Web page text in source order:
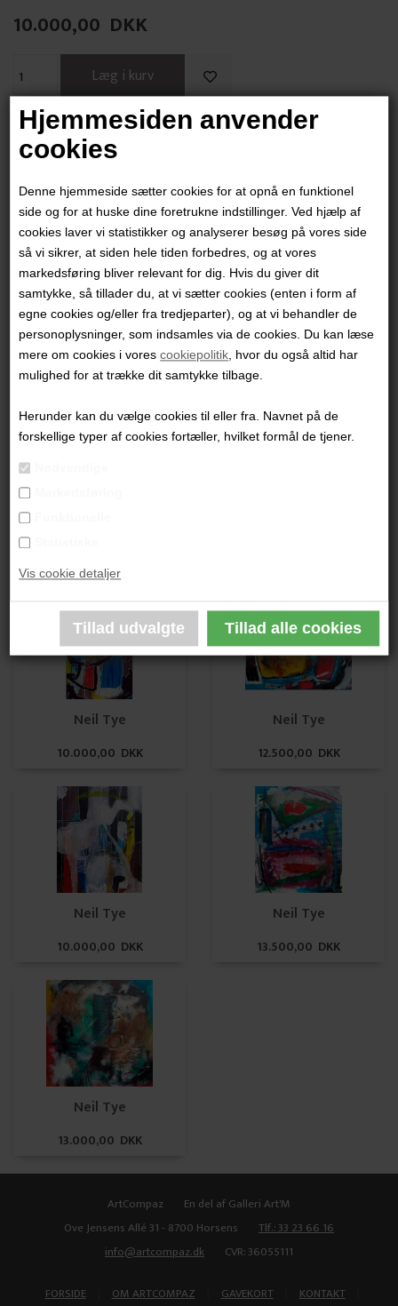
Hjemmesiden anvender
cookies
Denne hjemmeside sætter cookies for at opnå en funktionel
side og for at huske dine foretrukne indstillinger. Ved hjælp af
cookies laver vi statistikker og analyserer besøg på vores side
så vi sikrer, at siden hele tiden forbedres, og at vores
markedsføring bliver relevant for dig. Hvis du giver dit
samtykke, så tillader du, at vi sætter cookies (enten i form af
egne cookies og/eller fra tredjeparter), og at vi behandler de
personoplysninger, som indsamles via de cookies. Du kan læse
mere om cookies i vorescookiepolitik , hvor du også altid har
mulighed for at trække dit samtykke tilbage.
Herunder kan du vælge cookies til eller fra. Navnet på de
forskellige typer af cookies fortæller, hvilket formål de tjener.
Vis cookie detaljer
10.000,00 DKK
"In the Rour of Your Waterfalls #2"
Akryl på lærred
Ikke indrammet
PRODUKTBESKRIVELSE
PRODUKTINFORMATION
Andre værker af kunstneren:
Neil Tye
10.000,00 DKK
Neil Tye
12.500,00 DKK
Neil Tye
10.000,00 DKK
Neil Tye
13.500,00 DKK
Neil Tye
13.000,00 DKK
ArtCompaz
En del af Galleri Art'M
Ove Jensens Allé 31 - 8700 Horsens
Tlf.: 33 23 66 16
info@artcompaz.dk
CVR: 36055111
FORSIDE OM ARTCOMPAZ GAVEKORT KONTAKT